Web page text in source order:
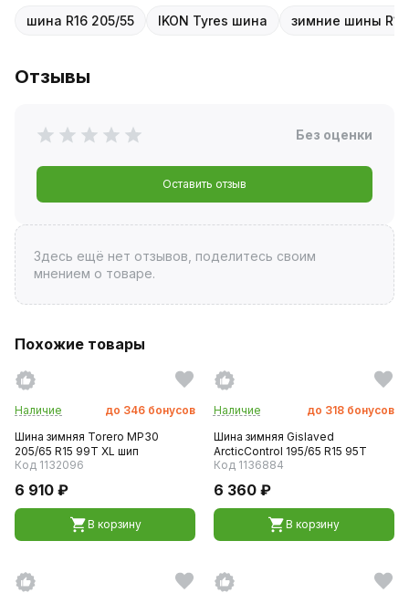
шина R16 205/55 IKON Tyres шина зимние шины R16
Отзывы
Без оценки
Оставить отзыв
Здесь ещё нет отзывов, поделитесь своим
мнением о товаре.
Похожие товары
Наличие до 346 бонусов
Шина зимняя Torero MP30
205/65 R15 99T XL шип
Код 1132096
6 910 ₽
В корзину
Наличие до 318 бонусов
Шина зимняя Gislaved
ArcticControl 195/65 R15 95T
Код 1136884
6 360 ₽
В корзину